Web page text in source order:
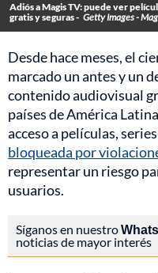
Adiós a Magis TV: puede ver
gratis y seguras - Getty Images -
Desde hace meses, el
marcado un antes y un
contenido audiovisual
países de América
acceso a películas,
bloqueada por
representar un riesgo
usuarios.
Síganos en nuestro
noticias de mayor interés